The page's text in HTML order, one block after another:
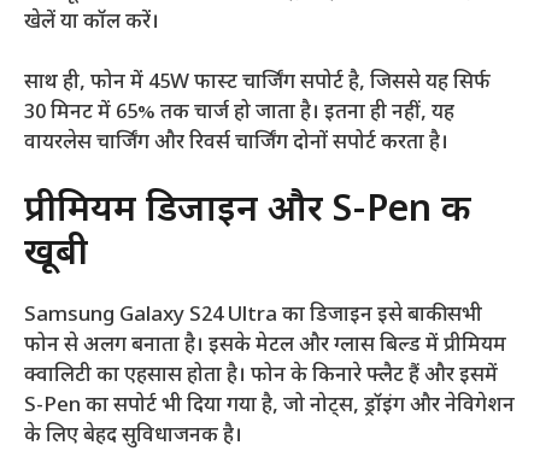
खेलें या कॉल करें।
साथ ही, फोन में 45W फास्ट चार्जिंग सपोर्ट है, जिससे यह सिर्फ
30 मिनट में 65% तक चार्ज हो जाता है। इतना ही नहीं, यह
वायरलेस चार्जिंग और रिवर्स चार्जिंग दोनों सपोर्ट करता है।
प्रीमियम डिजाइन और S-Pen की
खूबी
Samsung Galaxy S24 Ultra का डिजाइन इसे बाकी सभी
फोन से अलग बनाता है। इसके मेटल और ग्लास बिल्ड में प्रीमियम
क्वालिटी का एहसास होता है। फोन के किनारे फ्लैट हैं और इसमें
S-Pen का सपोर्ट भी दिया गया है, जो नोट्स, ड्रॉइंग और नेविगेशन
के लिए बेहद सुविधाजनक है।